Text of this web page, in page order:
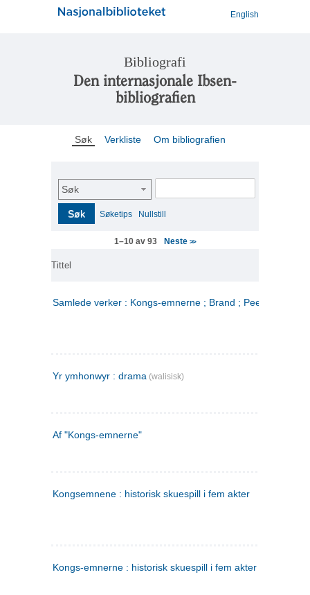
English
Bibliografi
Den internasjonale Ibsen-
bibliografien
Søk Verkliste Om bibliografien
Søk
Søk Søketips Nullstill
1–10 av 93 Neste>>
Tittel
Samlede verker : Kongs-emnerne ; Brand ; Peer Gynt. 2
Yr ymhonwyr : drama (walisisk)
Af "Kongs-emnerne"
Kongsemnene : historisk skuespill i fem akter
Kongs-emnerne : historisk skuespill i fem akter